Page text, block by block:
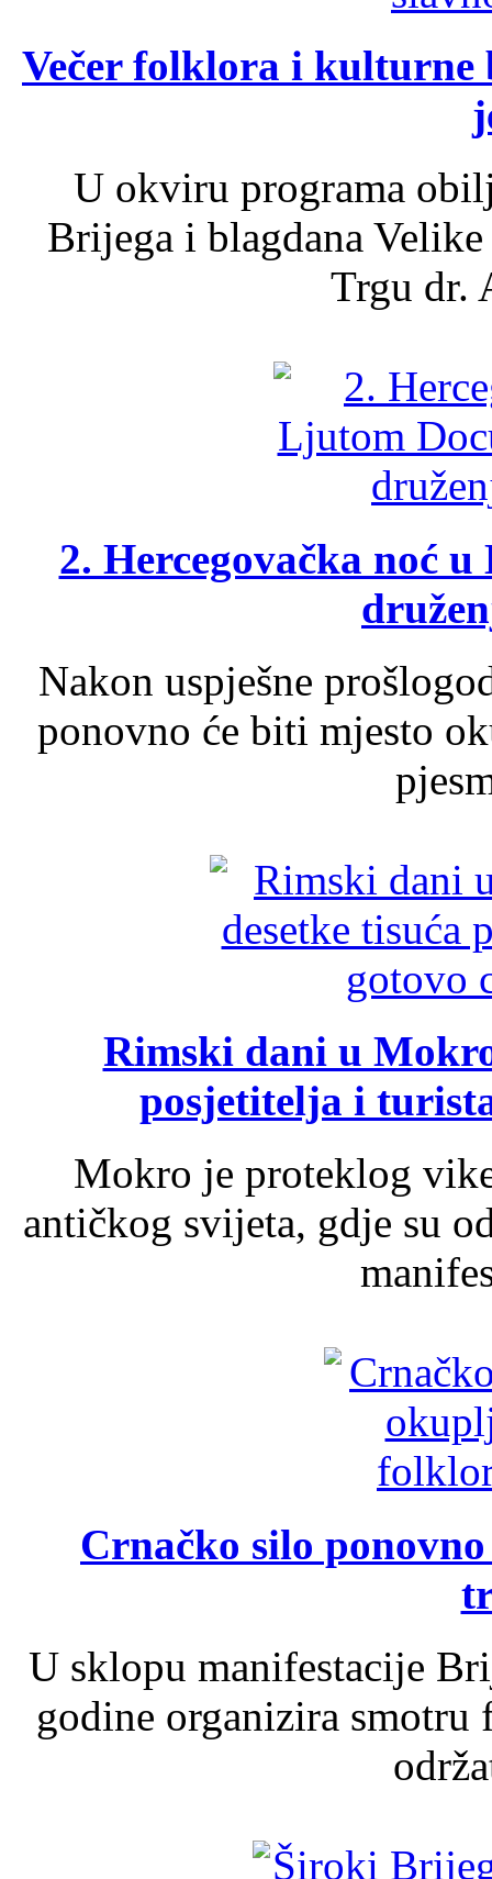
Večer folklora i kulturne
U okviru programa
Brijega i blagdana
Trgu dr.
2. Hercegovačka noć
Nakon uspješne
ponovno će biti mjesto
Rimski dani u
posjetitelja i
Mokro je proteklog
antičkog svijeta, gdje su
Crnačko silo
U sklopu manifestacije
godine organizira